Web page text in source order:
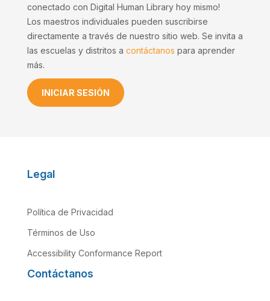
conectado con Digital Human Library hoy mismo!
Los maestros individuales pueden suscribirse
directamente a través de nuestro sitio web. Se invita a
las escuelas y distritos a contáctanos para aprender
más.
INICIAR SESIÓN
Legal
Política de Privacidad
Términos de Uso
Accessibility Conformance Report
Contáctanos